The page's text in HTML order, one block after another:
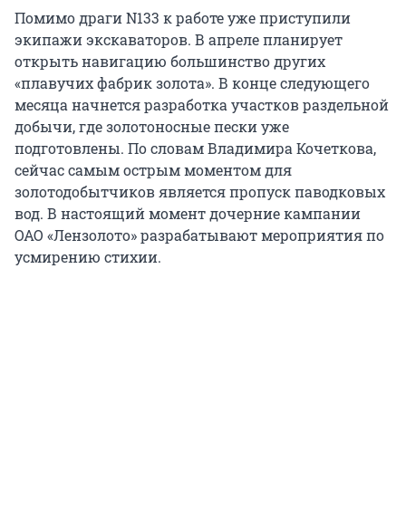
Помимо драги N133 к работе уже приступили
экипажи экскаваторов. В апреле планирует
открыть навигацию большинство других
«плавучих фабрик золота». В конце следующего
месяца начнется разработка участков раздельной
добычи, где золотоносные пески уже
подготовлены. По словам Владимира Кочеткова,
сейчас самым острым моментом для
золотодобытчиков является пропуск паводковых
вод. В настоящий момент дочерние кампании
ОАО «Лензолото» разрабатывают мероприятия по
усмирению стихии.